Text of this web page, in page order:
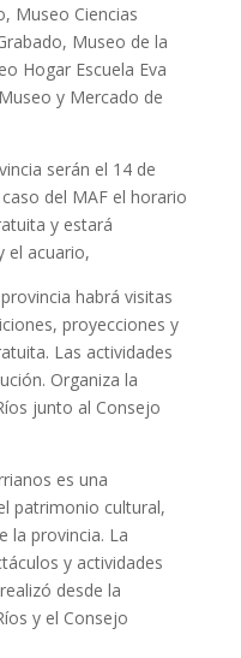
Museo Ciencias
Museo de la
Hogar Escuela Eva
y Mercado de
serán el 14 de
del MAF el horario
y estará
el acuario,
habrá visitas
proyecciones y
Las actividades
Organiza la
junto al Consejo
es una
patrimonio cultural,
la provincia. La
y actividades
desde la
y el Consejo